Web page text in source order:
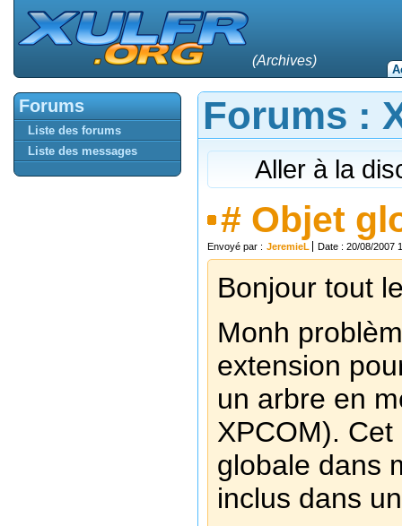
(Archives)
Forums :
Aller à la
# Objet
Envoyé par : JeremieL Date : 20/08/2007
Bonjour tout
Monh
extension
un arbre en
XPCOM).
globale dans
inclus dans
Forums
Liste des forums
Liste des messages